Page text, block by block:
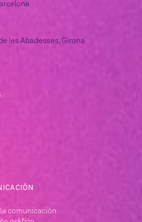
les Abadesses, Girona
comunicación